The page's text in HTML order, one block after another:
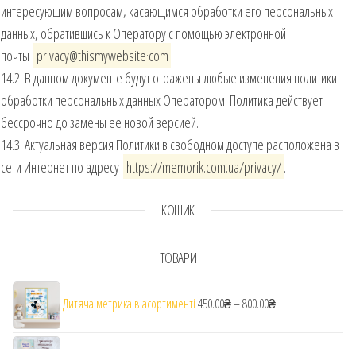
интересующим вопросам, касающимся обработки его персональных
данных, обратившись к Оператору с помощью электронной
почты privacy@thismywebsite·com .
14.2. В данном документе будут отражены любые изменения политики
обработки персональных данных Оператором. Политика действует
бессрочно до замены ее новой версией.
14.3. Актуальная версия Политики в свободном доступе расположена в
сети Интернет по адресу https://memorik.com.ua/privacy/.
КОШИК
ТОВАРИ
Дитяча метрика в асортименті450.00₴–800.00₴